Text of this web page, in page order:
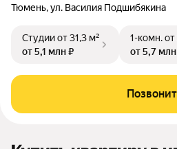
Тюмень,ул. Василия Подшибякина
Студииот 31,3 м²
от 5,1 млн ₽
1-комн.от
от 5,7